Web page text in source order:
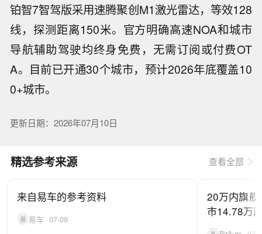
铂智7智驾版采用速腾聚创M1激光雷达，等效128
线，探测距离150米。官方明确高速NOA和城市
导航辅助驾驶均终身免费，无需订阅或付费OT
A。目前已开通30个城市，预计2026年底覆盖10
0+城市。
更新日期：2026年07月10日
精选参考来源 查看全部
来自易车的参考资料
易 易车 · 07-09
20万内旗
市14.78万